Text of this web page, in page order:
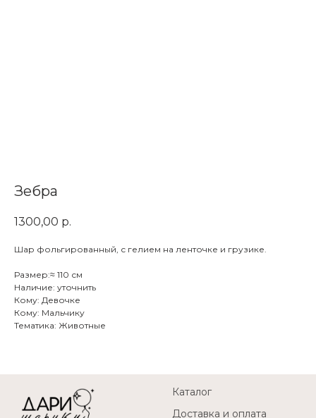
Зебра
1300,00 р.
Шар фольгированный, с гелием на ленточке и грузике.
Размер:≈ 110 см
Наличие: уточнить
Кому: Девочке
Кому: Мальчику
Тематика: Животные
Каталог
Доставка и оплата